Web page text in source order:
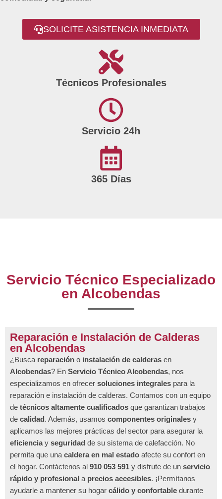
SOLICITE ASISTENCIA INMEDIATA
Técnicos Profesionales
Servicio 24h
365 Días
Servicio Técnico Especializado
en Alcobendas
Reparación e Instalación de Calderas
en Alcobendas
¿Busca reparación o instalación de calderas en
Alcobendas? En Servicio Técnico Alcobendas, nos
especializamos en ofrecer soluciones integrales para la
reparación e instalación de calderas. Contamos con un equipo
de técnicos altamente cualificados que garantizan trabajos
de calidad. Además, usamos componentes originales y
aplicamos las mejores prácticas del sector para asegurar la
eficienciay seguridad de su sistema de calefacción. No
permita que una caldera en mal estado afecte su confort en
el hogar. Contáctenos al 910 053 591 y disfrute de un servicio
rápido y profesional a precios accesibles. ¡Permítanos
ayudarle a mantener su hogar cálido y confortable durante